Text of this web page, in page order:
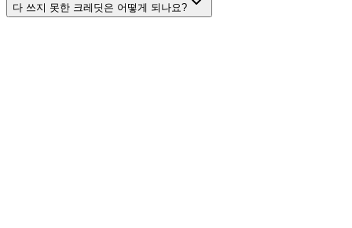
다 쓰지 못한 크레딧은 어떻게 되나요?